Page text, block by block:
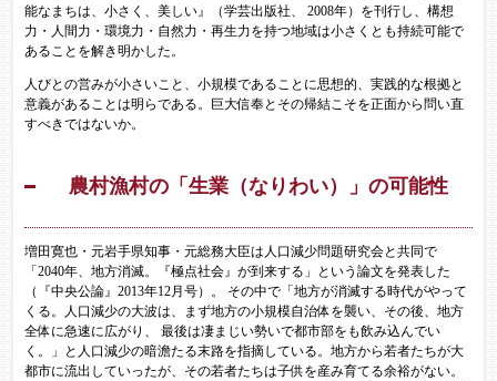
能なまちは、小さく、美しい』（学芸出版社、 2008年）を刊行し、構想
力・人間力・環境力・自然力・再生力を持つ地域は小さくとも持続可能で
あることを解き明かした。
人びとの営みが小さいこと、小規模であることに思想的、実践的な根拠と
意義があることは明らである。巨大信奉とその帰結こそを正面から問い直
すべきではないか。
農村漁村の「生業（なりわい）」の可能性
増田寛也・元岩手県知事・元総務大臣は人口減少問題研究会と共同で
「2040年、地方消滅。『極点社会』が到来する」という論文を発表した
（『中央公論』2013年12月号）。 その中で「地方が消滅する時代がやって
くる。人口減少の大波は、まず地方の小規模自治体を襲い、その後、地方
全体に急速に広がり、 最後は凄まじい勢いで都市部をも飲み込んでい
く。」と人口減少の暗澹たる末路を指摘している。地方から若者たちが大
都市に流出していったが、その若者たちは子供を産み育てる余裕がない。